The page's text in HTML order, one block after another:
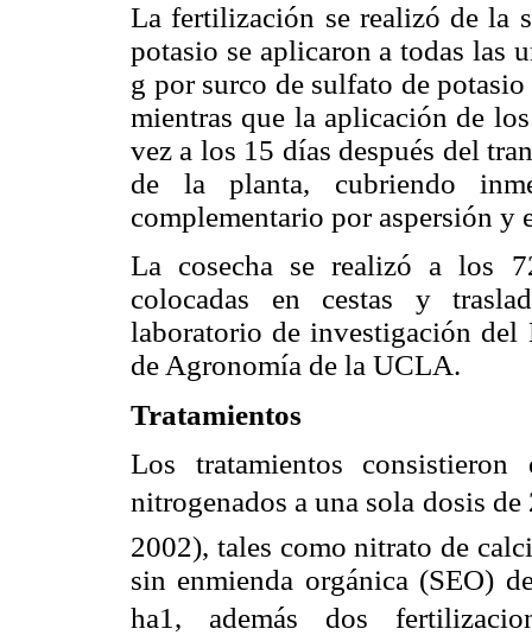
La fertilización se realizó de la
potasio se aplicaron a todas las
g por surco de sulfato de
mientras que la aplicación de
vez a los 15 días después del
de la planta, cubriendo
complementario por aspersión y
La cosecha se realizó a los
colocadas en cestas y
laboratorio de investigación del
de Agro­nomía de la UCLA.
Tratamientos
Los tratamientos
nitrogenados a una sola dosis
2002), tales como nitrato de
sin enmienda orgánica (SEO)
ha1, además dos